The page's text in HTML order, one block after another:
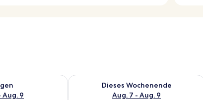
8.
Aug. 9
für morgen, Aug. 8 - Aug. 9.
Dieses Wochenende
Aug. 7 - Aug. 9
Überprüfe die Verfügbarkeit für